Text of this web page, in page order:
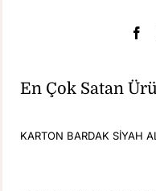
En Çok Satan
KARTON BARDAK SİYAH